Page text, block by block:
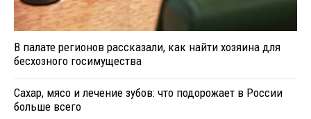
В палате регионов рассказали, как найти хозяина для
бесхозного госимущества
Сахар, мясо и лечение зубов: что подорожает в России
больше всего